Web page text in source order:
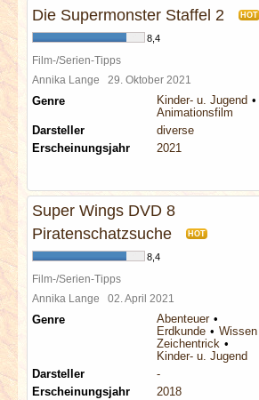
Die Supermonster Staffel 2 HOT
8,4
Film-/Serien-Tipps
Annika Lange 29. Oktober 2021
Genre
Kinder- u. Jugend
Animationsfilm
Darsteller
diverse
Erscheinungsjahr
2021
Super Wings DVD 8
Piratenschatzsuche
HOT
8,4
Film-/Serien-Tipps
Annika Lange 02. April 2021
Genre
Abenteuer
Erdkunde
Wissen
Zeichentrick
Kinder- u. Jugend
Darsteller
-
Erscheinungsjahr
2018